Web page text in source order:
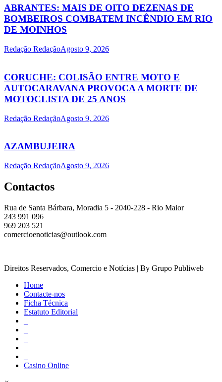
ABRANTES: MAIS DE OITO DEZENAS DE
BOMBEIROS COMBATEM INCÊNDIO EM RIO
DE MOINHOS
Redação RedaçãoAgosto 9, 2026
CORUCHE: COLISÃO ENTRE MOTO E
AUTOCARAVANA PROVOCA A MORTE DE
MOTOCLISTA DE 25 ANOS
Redação RedaçãoAgosto 9, 2026
AZAMBUJEIRA
Redação RedaçãoAgosto 9, 2026
Contactos
Rua de Santa Bárbara, Moradia 5 - 2040-228 - Rio Maior
243 991 096
969 203 521
comercioenoticias@outlook.com
Direitos Reservados, Comercio e Notícias | By Grupo Publiweb
Home
Contacte-nos
Ficha Técnica
Estatuto Editorial
Casino Online